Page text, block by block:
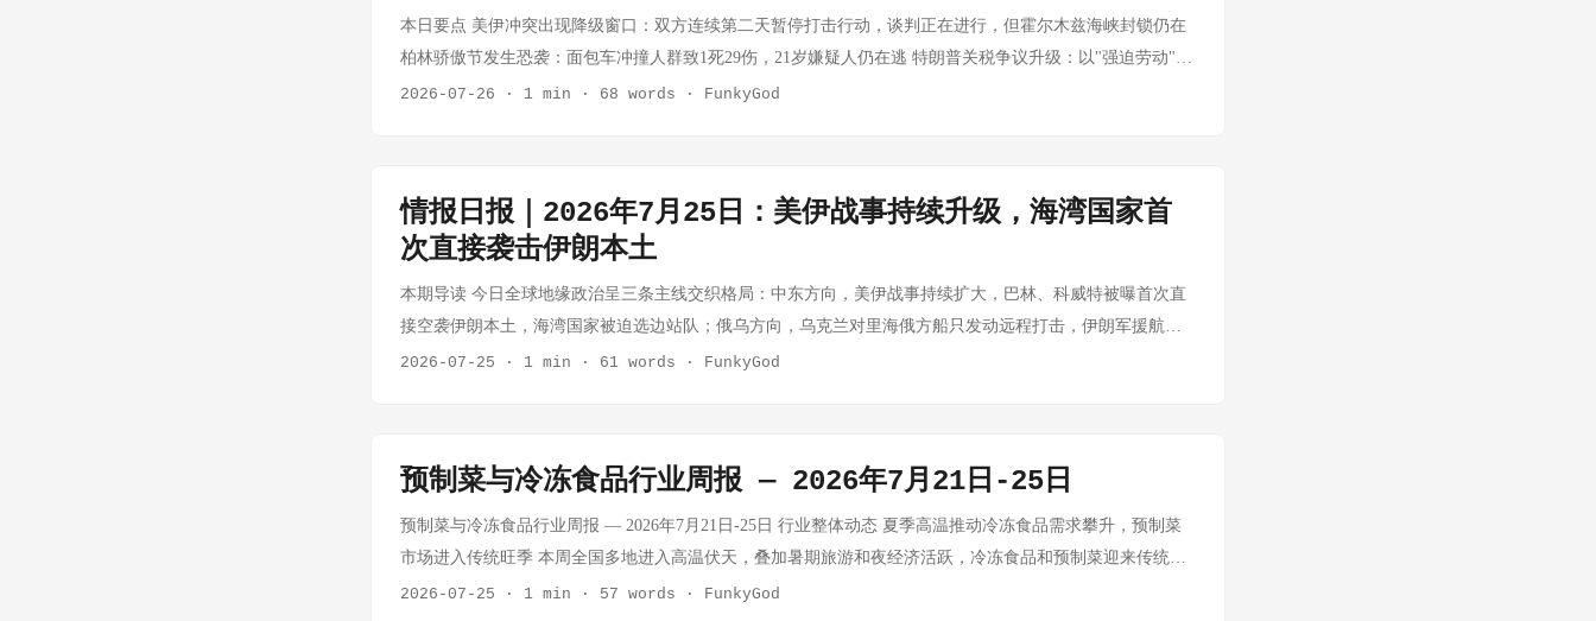
本日要点 美伊冲突出现降级窗口：双方连续第二天暂停打击行动，谈判正在进行，但霍尔木兹海峡封锁仍在
柏林骄傲节发生恐袭：面包车冲撞人群致1死29伤，21岁嫌疑人仍在逃 特朗普关税争议升级：以"强迫劳动"为
由对60多国征收10-12.5%关税，小企业起诉违宪 🔥 美伊冲突：停火第二天，谈判进行中 原文链接：US
心诉求差距巨大：伊朗要求解除制裁和保证不打击核设施，美国则坚持伊朗必须停止铀浓缩并缩减地区影响
力。霍尔木兹海峡封锁若持续，全球油价将面临持续上行压力。值得关注的是，真主党已明确选边站——这
意味着黎以边境可能成为下一个爆发点。 ⚠️ 柏林骄傲节恐袭：1死29伤，嫌疑人仍在逃 原文链接：German
police hunt suspect in Berlin Pride van-ramming 核心事实： 7月25日（周六），一辆面包车在柏林克里斯托弗街
待查明。需要警惕的是，事件可能被政治化利用，影响欧洲移民政策和内政走向。 💰 特朗普关税：以"强迫
以"强迫劳动"为由，对超过60个国家征收10%-12.5%的进口关税，覆盖99%的美国进口商品 此举恰逢最高法院
否决的全球关税令到期，小企业已提起诉讼，指控政府绕过国会 各国反应强烈，普遍认为美国的指控缺乏依
据，带有明显的政治色彩 分析观点： 用国内法（1974年《贸易法》第301条）单边制裁60国，本质上是贸易
2026-07-26 · 1 min · 68 words · FunkyGod
情报日报｜2026年7月25日：美伊战事持续升级，海湾国家首
次直接袭击伊朗本土
本期导读 今日全球地缘政治呈三条主线交织格局：中东方向，美伊战事持续扩大，巴林、科威特被曝首次直
接空袭伊朗本土，海湾国家被迫选边站队；俄乌方向，乌克兰对里海俄方船只发动远程打击，伊朗军援航线
首度成为目标；美加关系因贸易摩擦降至新低，加拿大独自举行跨境大桥开通仪式。综合来看，中东局势正
标包括伊朗无人机和导弹储存设施等。阿联酋向行动提供了情报和防空支援。 背景：伊朗近几周多次打击位
于巴林和科威特的美军基地，两国在遭受攻击后选择以军事行动回应，而非继续被动挨打。科威特驻美大使
随后否认参战，但美方报道的可信度较高。 分析：这一事件具有重大战略意涵。传统上，海湾阿拉伯国家在
美伊对抗中保持相对中立，不直接参与对伊军事行动。此番"破例"意味着： 伊朗的区域扩张行动已触及海湾
2026-07-25 · 1 min · 61 words · FunkyGod
预制菜与冷冻食品行业周报 — 2026年7月21日-25日
预制菜与冷冻食品行业周报 — 2026年7月21日-25日 行业整体动态 夏季高温推动冷冻食品需求攀升，预制菜
市场进入传统旺季 本周全国多地进入高温伏天，叠加暑期旅游和夜经济活跃，冷冻食品和预制菜迎来传统销
售旺季。商超、便利店渠道的速冻调制食品和预制菜品终端动销明显加快。行业数据显示，6月下旬以来冷冻
2026-07-25 · 1 min · 57 words · FunkyGod